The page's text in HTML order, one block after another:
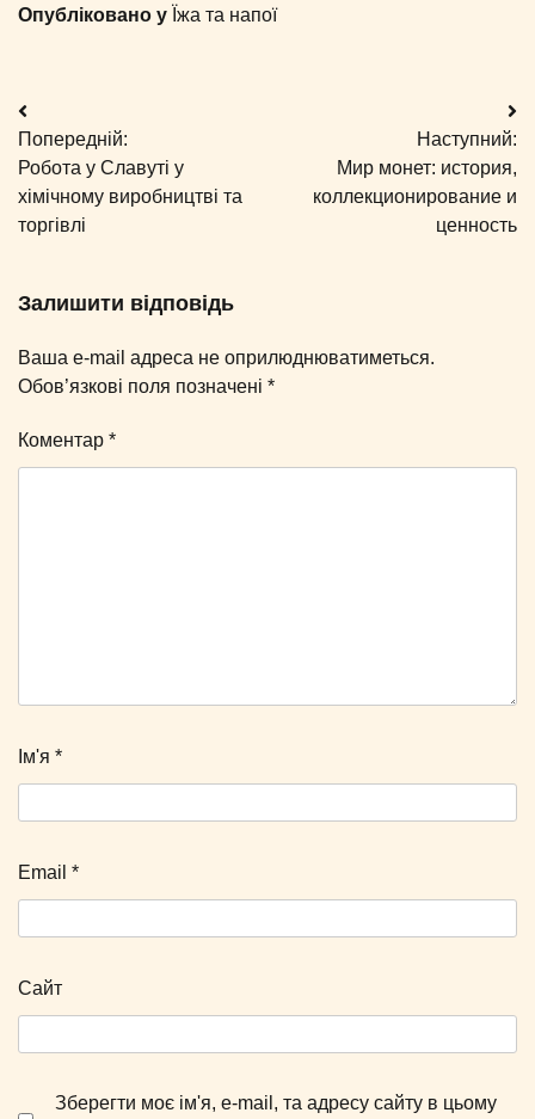
Опубліковано у Їжа та напої
Навігація
записів
Попередній:
Робота у Славуті у
хімічному виробництві та
торгівлі
Наступний:
Мир монет: история,
коллекционирование и
ценность
Залишити відповідь
Ваша e-mail адреса не оприлюднюватиметься.
Обов’язкові поля позначені *
Коментар *
Ім'я *
Email *
Сайт
Зберегти моє ім'я, e-mail, та адресу сайту в цьому